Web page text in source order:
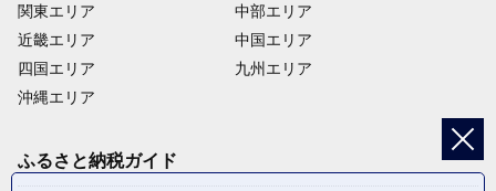
関東エリア
近畿エリア
四国エリア
沖縄エリア
中部エリア
中国エリア
九州エリア
ふるさと納税ガイド